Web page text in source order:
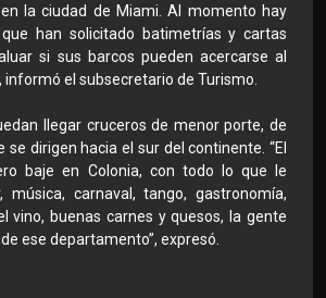
la ciudad de Miami. Al momento hay
han solicitado batimetrías y cartas
si sus barcos pueden acercarse al
informó el subsecretario de Turismo.
llegar cruceros de menor porte, de
se dirigen hacia el sur del continente. “El
baje en Colonia, con todo lo que le
música, carnaval, tango, gastronomía,
vino, buenas carnes y quesos, la gente
ese departamento”, expresó.